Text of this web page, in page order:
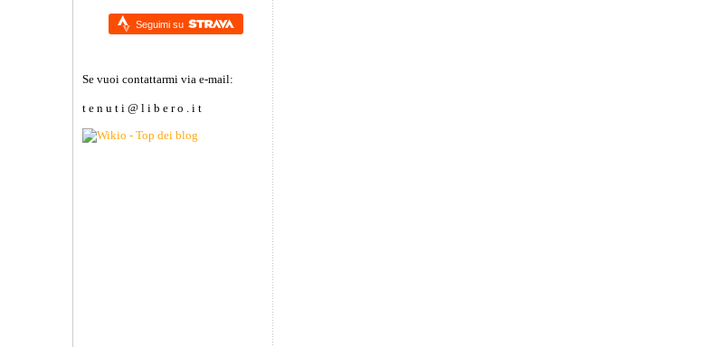
Seguimi su
Se vuoi contattarmi via e-mail:
t e n u t i @ l i b e r o . i t